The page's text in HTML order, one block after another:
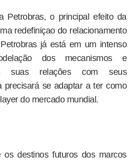
Petrobras, o principal efeito da
redefiniçao do relacionamento
já está em um intenso
dos mecanismos e
suas relações com seus
precisará se adaptar a ter como
do mercado mundial.
os destinos futuros dos marcos